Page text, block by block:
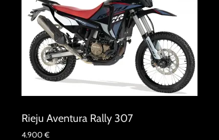
Rieju Aventura Rally 307
4.900 €